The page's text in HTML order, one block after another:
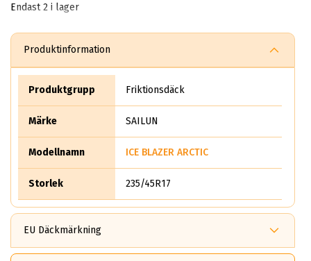
Endast 2 i lager
Produktinformation
Produktgrupp Friktionsdäck
Märke SAILUN
Modellnamn ICE BLAZER ARCTIC
Storlek 235/45R17
EU Däckmärkning